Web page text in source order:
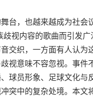
台，也越来越成为社会
视内容的歌曲而引发
交织，一方面有人认为
视意味不容忽视。事件
球员形象、足球文化与
突中的复杂处境。本文